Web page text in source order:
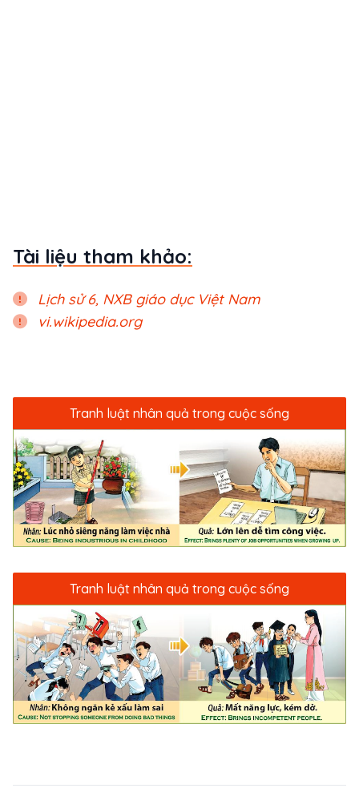
Tài liệu tham khảo:
Lịch sử 6, NXB giáo dục Việt Nam
vi.wikipedia.org
Tranh luật nhân quả trong cuộc sống
Tranh luật nhân quả trong cuộc sống